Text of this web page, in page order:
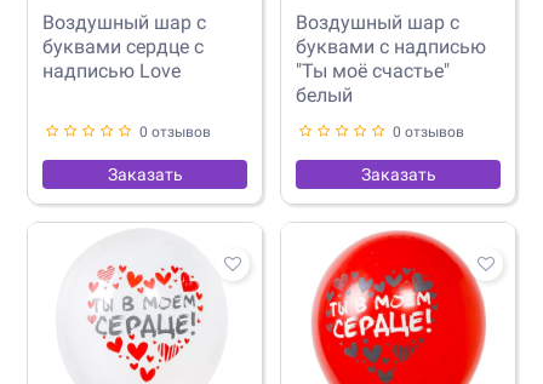
Воздушный шар с
буквами сердце с
надписью Love
0 отзывов
Заказать
Воздушный шар с
буквами с надписью
"Ты моё счастье"
белый
0 отзывов
Заказать